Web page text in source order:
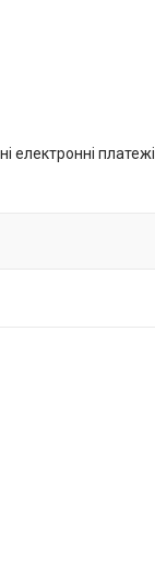
електронні платежі.